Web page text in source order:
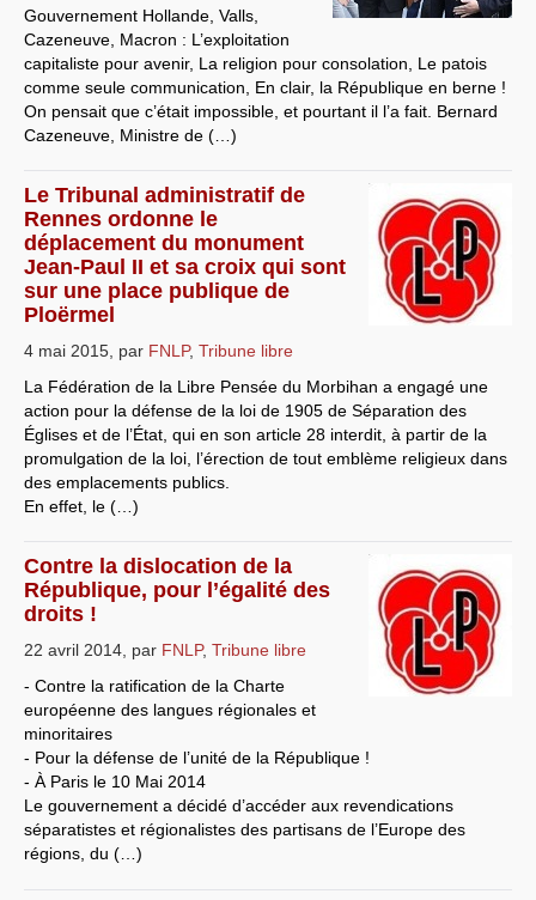
Gouvernement Hollande, Valls,
Cazeneuve, Macron : L’exploitation
capitaliste pour avenir, La religion pour consolation, Le patois
comme seule communication, En clair, la République en berne !
On pensait que c’était impossible, et pourtant il l’a fait. Bernard
Cazeneuve, Ministre de (…)
Le Tribunal administratif de
Rennes ordonne le
déplacement du monument
Jean-Paul II et sa croix qui sont
sur une place publique de
Ploërmel
4 mai 2015 par FNLP, Tribune libre
La Fédération de la Libre Pensée du Morbihan a engagé une
action pour la défense de la loi de 1905 de Séparation des
Églises et de l’État, qui en son article 28 interdit, à partir de la
promulgation de la loi, l’érection de tout emblème religieux dans
des emplacements publics.
En effet, le (…)
Contre la dislocation de la
République, pour l’égalité des
droits !
22 avril 2014 par FNLP, Tribune libre
- Contre la ratification de la Charte
européenne des langues régionales et
minoritaires
- Pour la défense de l’unité de la République !
- À Paris le 10 Mai 2014
Le gouvernement a décidé d’accéder aux revendications
séparatistes et régionalistes des partisans de l’Europe des
régions, du (…)